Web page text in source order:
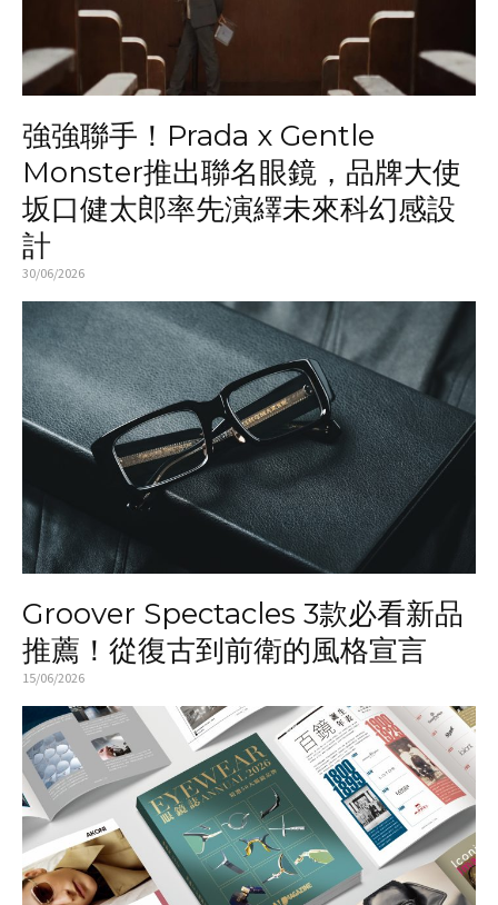
強強聯手！Prada x Gentle
Monster推出聯名眼鏡，品牌大使
坂口健太郎率先演繹未來科幻感設
計
30/06/2026
Groover Spectacles 3款必看新品
推薦！從復古到前衛的風格宣言
15/06/2026